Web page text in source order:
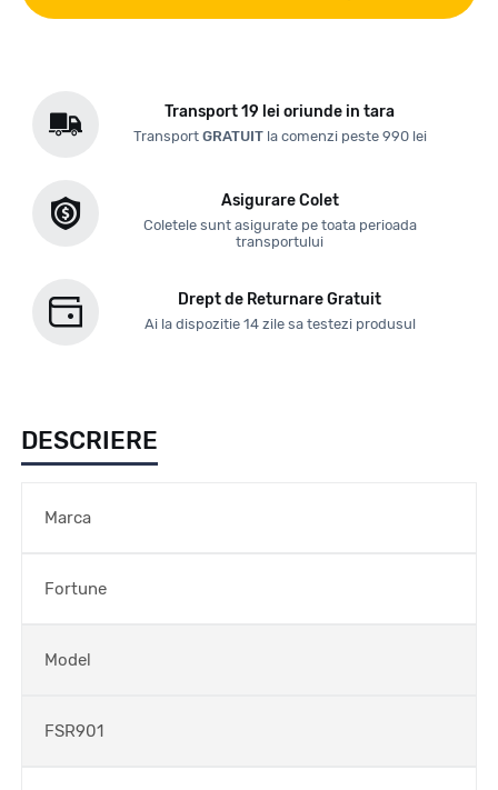
Transport 19 lei oriunde in tara
Transport GRATUITla comenzi peste 990 lei
Asigurare Colet
Coletele sunt asigurate pe toata perioada
transportului
Drept de Returnare Gratuit
Ai la dispozitie 14 zile sa testezi produsul
DESCRIERE
Marca
Fortune
Model
FSR901